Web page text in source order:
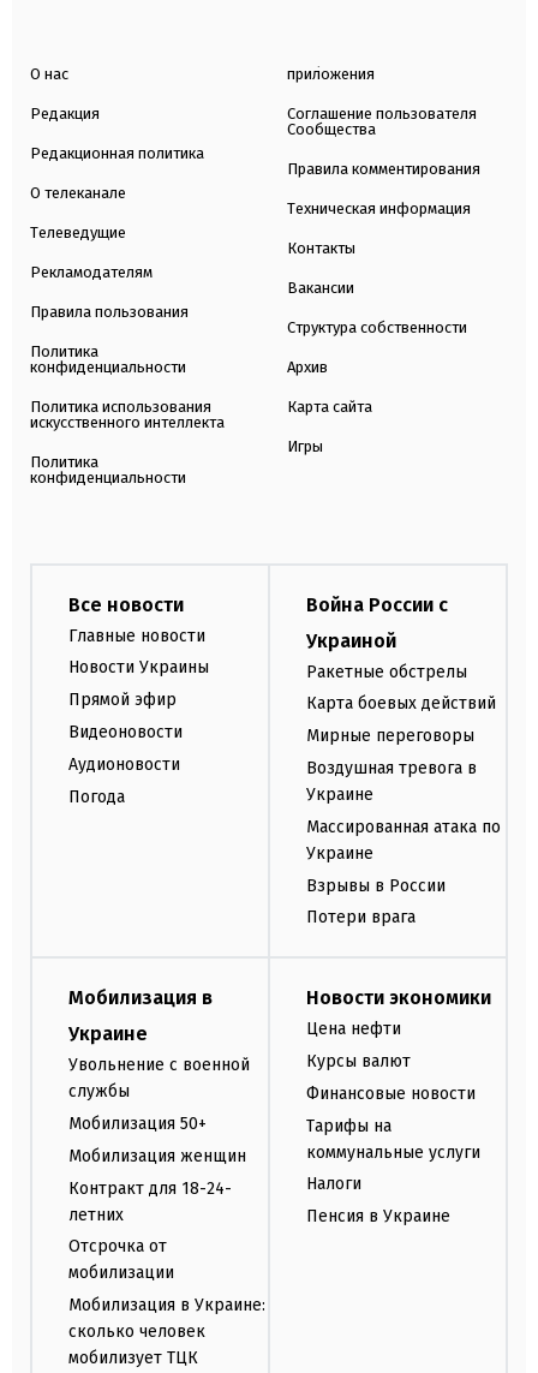
О нас
Редакция
Редакционная политика
О телеканале
Телеведущие
Рекламодателям
Правила пользования
Политика
конфиденциальности
Политика использования
искусственного интеллекта
Политика
конфиденциальности
приложения
Соглашение пользователя
Сообщества
Правила комментирования
Техническая информация
Контакты
Вакансии
Структура собственности
Архив
Карта сайта
Игры
Все новости
Главные новости
Новости Украины
Прямой эфир
Видеоновости
Аудионовости
Погода
Война России с
Украиной
Ракетные обстрелы
Карта боевых действий
Мирные переговоры
Воздушная тревога в
Украине
Массированная атака по
Украине
Взрывы в России
Потери врага
Мобилизация в
Украине
Увольнение с военной
службы
Мобилизация 50+
Мобилизация женщин
Контракт для 18-24-
летних
Отсрочка от
мобилизации
Мобилизация в Украине:
сколько человек
мобилизует ТЦК
Новости экономики
Цена нефти
Курсы валют
Финансовые новости
Тарифы на
коммунальные услуги
Налоги
Пенсия в Украине